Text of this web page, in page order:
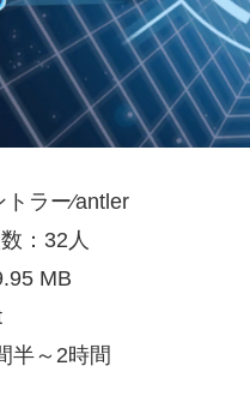
ラー⁄antler
：32人
MB
半～2時間